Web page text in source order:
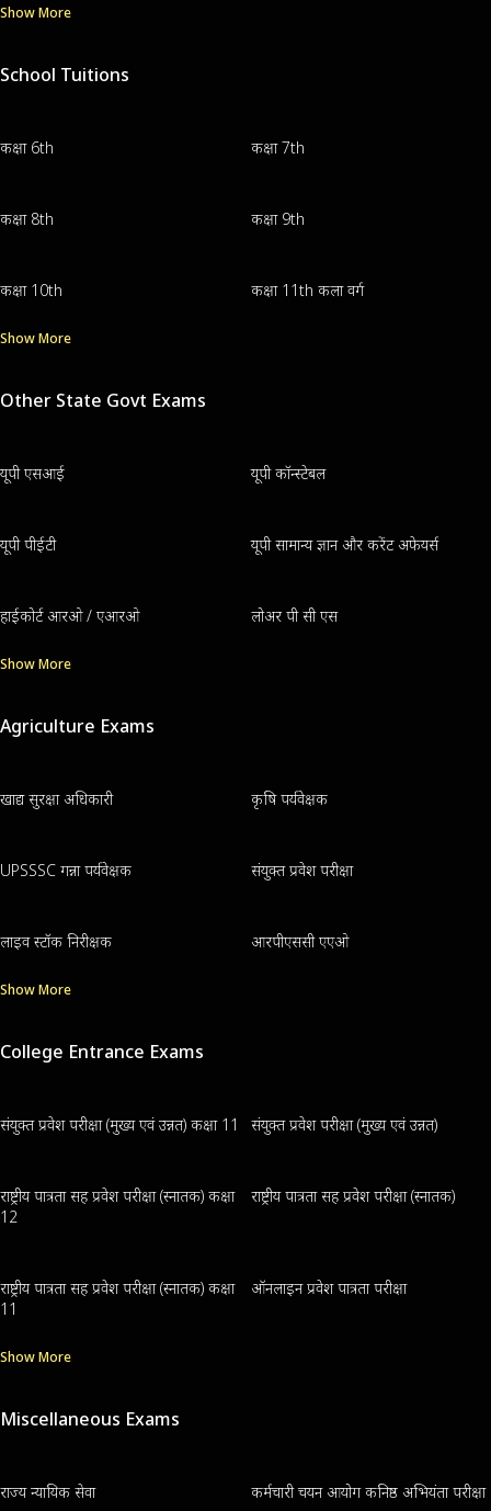
Show More
School Tuitions
कक्षा 6th कक्षा 7th
कक्षा 8th कक्षा 9th
कक्षा 10th कक्षा 11th कला वर्ग
Show More
Other State Govt Exams
यूपी एसआई यूपी कॉन्स्टेबल
यूपी पीईटी यूपी सामान्य ज्ञान और करेंट अफेयर्स
हाईकोर्ट आरओ / एआरओ लोअर पी सी एस
Show More
Agriculture Exams
खाद्य सुरक्षा अधिकारी कृषि पर्यवेक्षक
UPSSSC गन्ना पर्यवेक्षक संयुक्त प्रवेश परीक्षा
लाइव स्टॉक निरीक्षक आरपीएससी एएओ
Show More
College Entrance Exams
संयुक्त प्रवेश परीक्षा (मुख्य एवं उन्नत) कक्षा 11 संयुक्त प्रवेश परीक्षा (मुख्य एवं उन्नत)
राष्ट्रीय पात्रता सह प्रवेश परीक्षा (स्नातक) कक्षा
12
राष्ट्रीय पात्रता सह प्रवेश परीक्षा (स्नातक)
राष्ट्रीय पात्रता सह प्रवेश परीक्षा (स्नातक) कक्षा
11
ऑनलाइन प्रवेश पात्रता परीक्षा
Show More
Miscellaneous Exams
राज्य न्यायिक सेवा कर्मचारी चयन आयोग कनिष्ठ अभियंता परीक्षा